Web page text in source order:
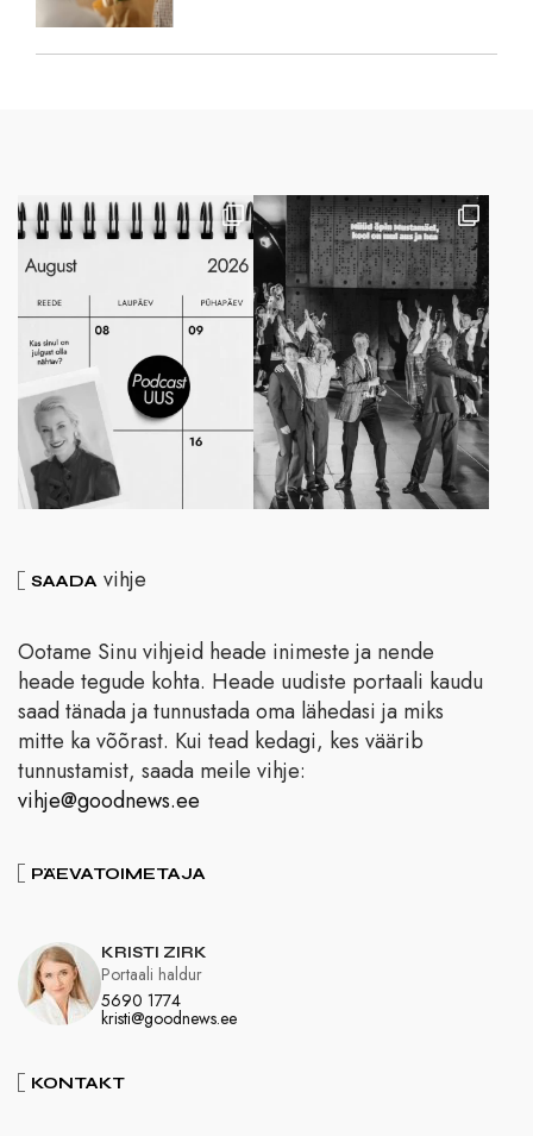
SAADA vihje
Ootame Sinu vihjeid heade inimeste ja nende
heade tegude kohta. Heade uudiste portaali kaudu
saad tänada ja tunnustada oma lähedasi ja miks
mitte ka võõrast. Kui tead kedagi, kes väärib
tunnustamist, saada meile vihje:
vihje@goodnews.ee
PÄEVATOIMETAJA
KRISTI ZIRK
5690 1774
kristi@goodnews.ee
Portaali haldur
KONTAKT